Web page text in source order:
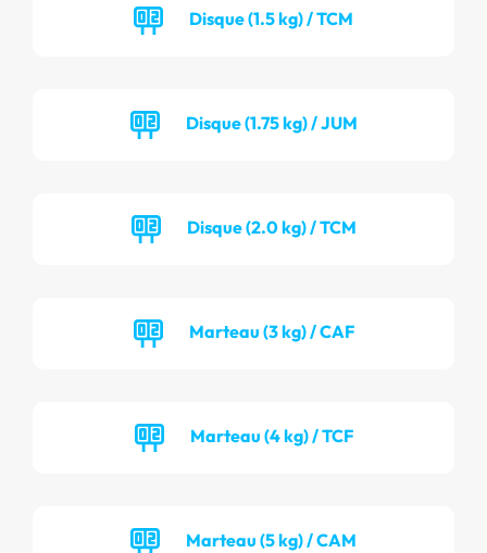
Disque (1.5 kg) / TCM
Disque (1.75 kg) / JUM
Disque (2.0 kg) / TCM
Marteau (3 kg) / CAF
Marteau (4 kg) / TCF
Marteau (5 kg) / CAM